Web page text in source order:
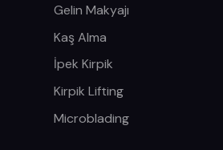
Gelin Makyajı
Kaş Alma
İpek Kirpik
Kirpik Lifting
Microblading